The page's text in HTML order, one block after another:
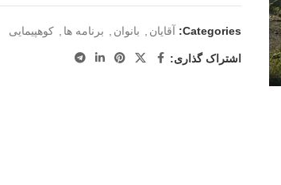
Categories: آقایان بانوان برنامه ها کوهپیمایی
اشتراک گذاری: